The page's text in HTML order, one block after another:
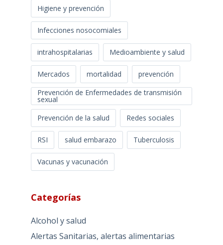
Higiene y prevención
Infecciones nosocomiales
intrahospitalarias Medioambiente y salud
Mercados mortalidad
prevención
Prevención de Enfermedades de transmisión
sexual
Prevención de la salud
Redes sociales
RSI salud embarazo Tuberculosis
Vacunas y vacunación
Categorías
Alcohol y salud
Alertas Sanitarias, alertas alimentarias